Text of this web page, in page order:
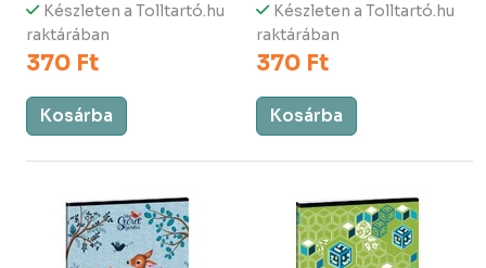
Készleten a Tolltartó.hu
raktárában
370 Ft
Kosárba
Készleten a Tolltartó.hu
raktárában
370 Ft
Kosárba